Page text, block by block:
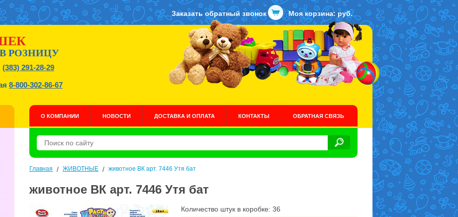
Заказать обратный звонок Моя корзина: руб.
РОЗНИЦУ
(383) 291-28-29
8-800-302-86-67
О КОМПАНИИ НОВОСТИ ДОСТАВКА И ОПЛАТА КОНТАКТЫ ОБРАТНАЯ СВЯЗЬ
Главная / ЖИВОТНЫЕ / животное ВК арт. 7446 Утя бат
животное ВК арт. 7446 Утя бат
Количество штук в коробке: 36